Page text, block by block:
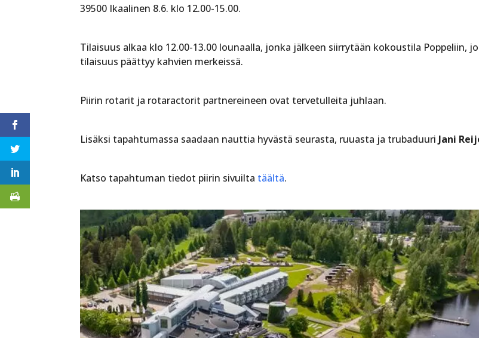
39500 Ikaalinen 8.6. klo 12.00-15.00.
Tilaisuus alkaa klo 12.00-13.00 lounaalla, jonka jälkeen siirrytään kokoustila Poppeliin,
tilaisuus päättyy kahvien merkeissä.
Piirin rotarit ja rotaractorit partnereineen ovat tervetulleita juhlaan.
Lisäksi tapahtumassa saadaan nauttia hyvästä seurasta, ruuasta ja trubaduuri Jani
Katso tapahtuman tiedot piirin sivuilta täältä.